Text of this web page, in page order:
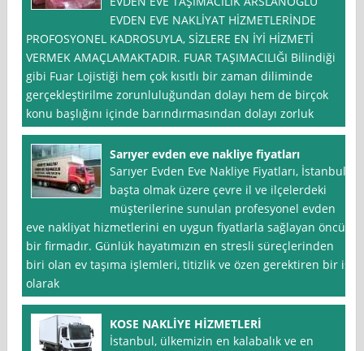
EVDEN EVE NAKLİYAT HİZMETLERİNDE
PROFOSYONEL KADROSUYLA, SİZLERE EN İYİ HİZMETİ
VERMEK AMAÇLAMAKTADIR. FUAR TAŞIMACILIĞI Bilindiği
gibi Fuar Lojistiği hem çok kısıtlı bir zaman diliminde
gerçekleştirilme zorunluluğundan dolayı hem de birçok
konu başlığını içinde barındırmasından dolayı zorluk
Sarıyer evden eve nakliye fiyatları
Sarıyer Evden Eve Nakliye Fiyatları, İstanbul
başta olmak üzere çevre il ve ilçelerdeki
müşterilerine sunulan profesyonel evden
eve nakliyat hizmetlerini en uygun fiyatlarla sağlayan öncü
bir firmadır. Günlük hayatımızın en stresli süreçlerinden
biri olan ev taşıma işlemleri, titizlik ve özen gerektiren bir iş
olarak
KOSE NAKLİYE HİZMETLERİ
İstanbul, ülkemizin en kalabalık ve en